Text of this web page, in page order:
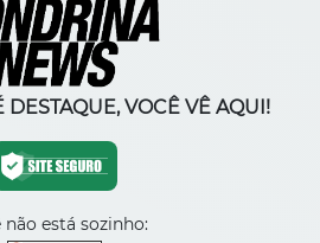
DESTAQUE, VOCÊ VÊ AQUI!
não está sozinho: